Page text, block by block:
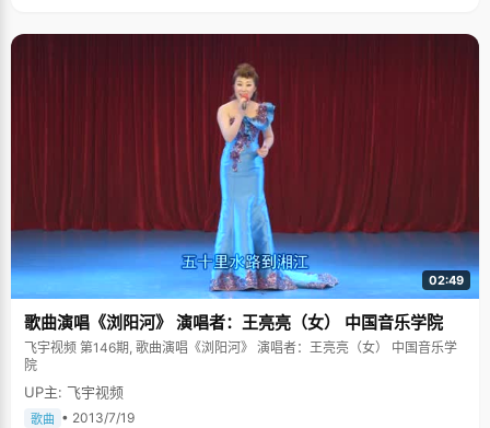
02:49
歌曲演唱《浏阳河》 演唱者：王亮亮（女） 中国音乐学院
飞宇视频 第146期, 歌曲演唱《浏阳河》 演唱者：王亮亮（女） 中国音乐学
院
UP主: 飞宇视频
歌曲 • 2013/7/19